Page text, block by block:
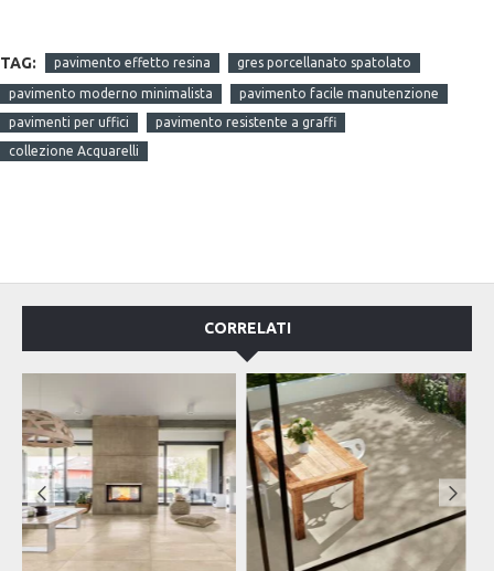
TAG: pavimento effetto resina gres porcellanato spatolato
pavimento moderno minimalista
pavimento facile manutenzione
pavimenti per uffici
pavimento resistente a graffi
collezione Acquarelli
CORRELATI